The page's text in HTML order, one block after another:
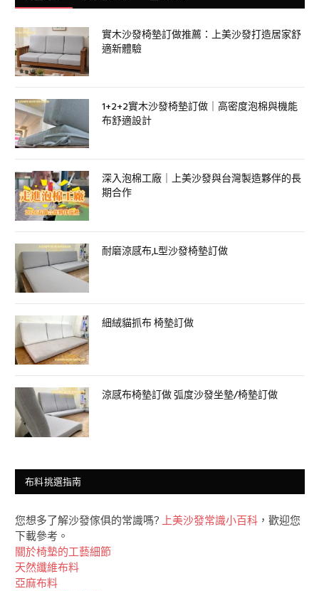
實木沙發椅墊訂做推薦：上美沙發打造居家舒
適新體驗
1+2+2實木沙發椅墊訂做｜高密度泡棉與機能
布舒適設計
深入泡棉工廠｜上美沙發與台灣製造夥伴的長
期合作
耐磨涼感布,L型沙發椅墊訂做
細絨貓抓布 椅墊訂做
涼感布椅墊訂做 弧度沙發坐墊/椅墊訂做
布料挑選指南
您想多了解沙發傢俱的常識嗎? 上美沙發常識小百科 ，歡迎您
下載參考。
關於椅墊的工藝細節
天然纖維布料
亞麻布料